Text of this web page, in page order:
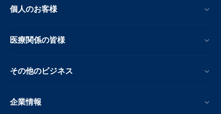
個人のお客様
医療関係の皆様
その他のビジネス
企業情報